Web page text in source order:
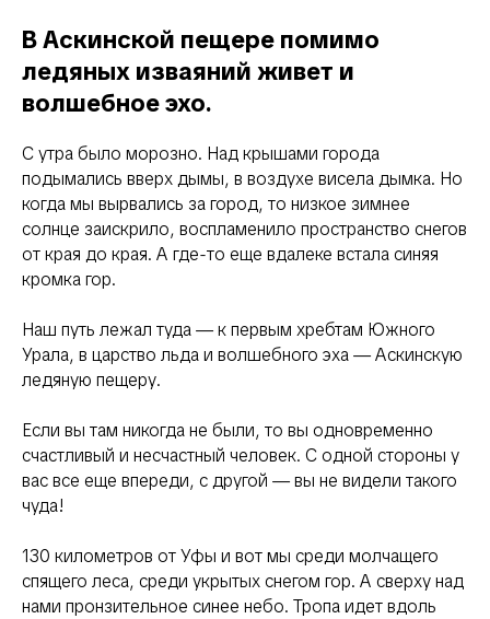
В Аскинской пещере помимо
ледяных изваяний живет и
волшебное эхо.
С утра было морозно. Над крышами города
подымались вверх дымы, в воздухе висела дымка. Но
когда мы вырвались за город, то низкое зимнее
солнце заискрило, воспламенило пространство снегов
от края до края. А где-то еще вдалеке встала синяя
кромка гор.
Наш путь лежал туда — к первым хребтам Южного
Урала, в царство льда и волшебного эха — Аскинскую
ледяную пещеру.
Если вы там никогда не были, то вы одновременно
счастливый и несчастный человек. С одной стороны у
вас все еще впереди, с другой — вы не видели такого
чуда!
130 километров от Уфы и вот мы среди молчащего
спящего леса, среди укрытых снегом гор. А сверху над
нами пронзительное синее небо. Тропа идет вдоль